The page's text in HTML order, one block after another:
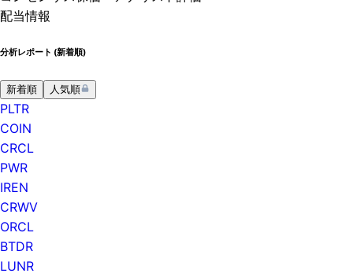
配当情報
分析レポート (新着順)
新着順 人気順
PLTR
COIN
CRCL
PWR
IREN
CRWV
ORCL
BTDR
LUNR